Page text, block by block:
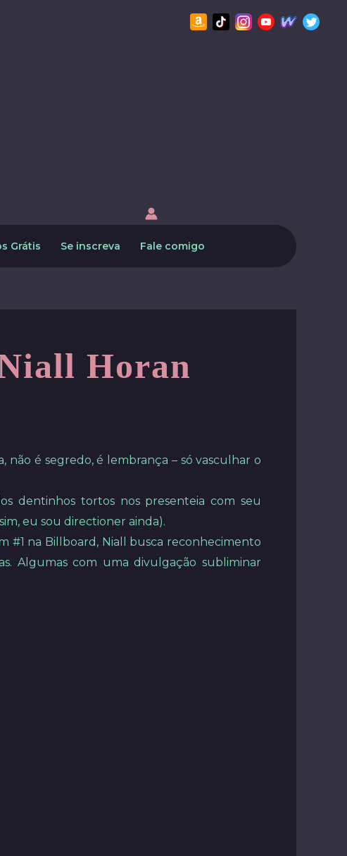
Grátis Se inscreva Fale comigo
Horan
é segredo, é lembrança – só vasculhar o
dentinhos tortos nos presenteia com seu
eu sou directioner ainda).
#1 na Billboard, Niall busca reconhecimento
Algumas com uma divulgação subliminar